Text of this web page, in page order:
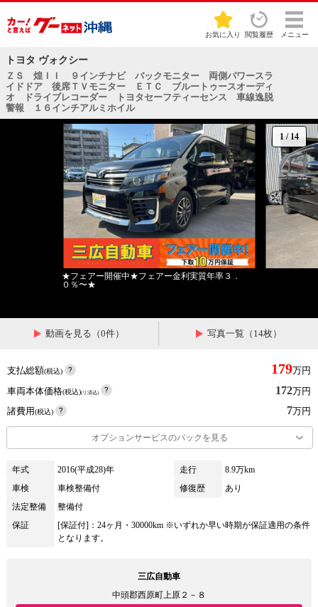
お気に入り 閲覧履歴 メニュー
トヨタ ヴォクシー
ＺＳ 煌ＩＩ ９インチナビ バックモニター 両側パワースラ
イドドア 後席ＴＶモニター ＥＴＣ ブルートゥースオーディ
オ ドライブレコーダー トヨタセーフティーセンス 車線逸脱
警報 １６インチアルミホイル
1 / 14
★フェアー開催中★フェアー金利実質年率３．
０％〜★
動画を見る（0件） 写真一覧（14枚）
支払総額(税込) 179万円
車両本体価格(税込)(リ済込) 172万円
諸費用(税込) 7万円
オプションサービスのパックを見る
年式 2016(平成28)年 走行
8.9万km
車検
車検整備付 修復歴
あり
法定整備
整備付
保証
[保証付]：24ヶ月・30000km ※いずれか早い時期が保証適用の条件
となります。
三広自動車
中頭郡西原町上原２－８